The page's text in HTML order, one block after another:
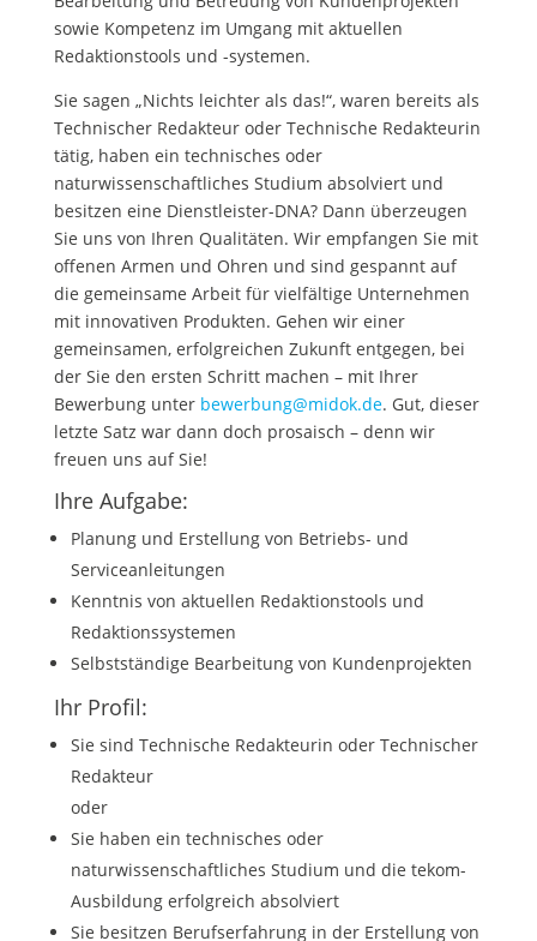
sowie Kompetenz im Umgang mit aktuellen
Redaktionstools und -systemen.
Sie sagen „Nichts leichter als das!“, waren bereits als
Technischer Redakteur oder Technische Redakteurin
tätig, haben ein technisches oder
naturwissenschaftliches Studium absolviert und
besitzen eine Dienstleister-DNA? Dann überzeugen
Sie uns von Ihren Qualitäten. Wir empfangen Sie mit
offenen Armen und Ohren und sind gespannt auf
die gemeinsame Arbeit für vielfältige Unternehmen
mit innovativen Produkten. Gehen wir einer
gemeinsamen, erfolgreichen Zukunft entgegen, bei
der Sie den ersten Schritt machen – mit Ihrer
Bewerbung unter bewerbung@midok.de. Gut, dieser
letzte Satz war dann doch prosaisch – denn wir
freuen uns auf Sie!
Ihre Aufgabe:
Planung und Erstellung von Betriebs- und
Serviceanleitungen
Kenntnis von aktuellen Redaktionstools und
Redaktionssystemen
Selbstständige Bearbeitung von Kundenprojekten
Ihr Profil:
Sie sind Technische Redakteurin oder Technischer
Redakteur
oder
Sie haben ein technisches oder
naturwissenschaftliches Studium und die tekom-
Ausbildung erfolgreich absolviert
Sie besitzen Berufserfahrung in der Erstellung von